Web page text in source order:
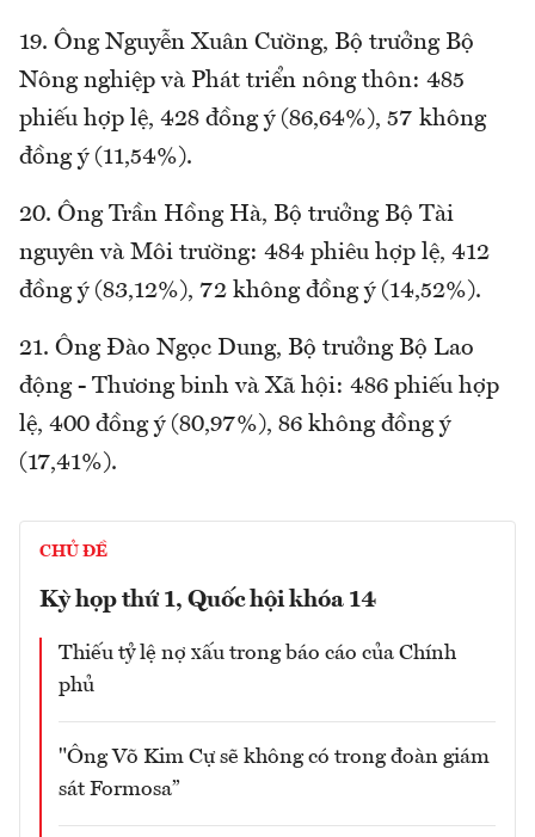
19. Ông Nguyễn Xuân Cường, Bộ trưởng Bộ
Nông nghiệp và Phát triển nông thôn: 485
phiếu hợp lệ, 428 đồng ý (86,64%), 57 không
đồng ý (11,54%).
20. Ông Trần Hồng Hà, Bộ trưởng Bộ Tài
nguyên và Môi trường: 484 phiêu hợp lệ, 412
đồng ý (83,12%), 72 không đồng ý (14,52%).
21. Ông Đào Ngọc Dung, Bộ trưởng Bộ Lao
động - Thương binh và Xã hội: 486 phiếu hợp
lệ, 400 đồng ý (80,97%), 86 không đồng ý
(17,41%).
CHỦ ĐỀ
Kỳ họp thứ 1, Quốc hội khóa 14
Thiếu tỷ lệ nợ xấu trong báo cáo của Chính
phủ
"Ông Võ Kim Cự sẽ không có trong đoàn giám
sát Formosa”